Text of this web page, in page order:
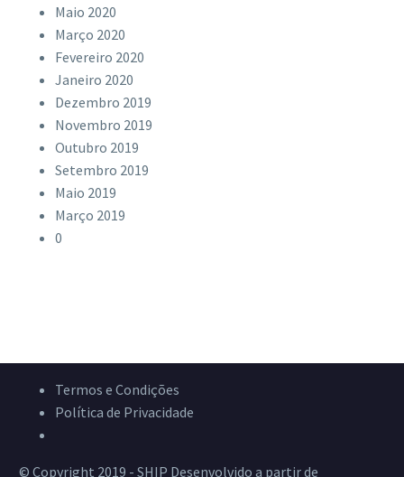
Maio 2020
Março 2020
Fevereiro 2020
Janeiro 2020
Dezembro 2019
Novembro 2019
Outubro 2019
Setembro 2019
Maio 2019
Março 2019
0
Termos e Condições
Política de Privacidade
© Copyright 2019 - SHIP Desenvolvido a partir de